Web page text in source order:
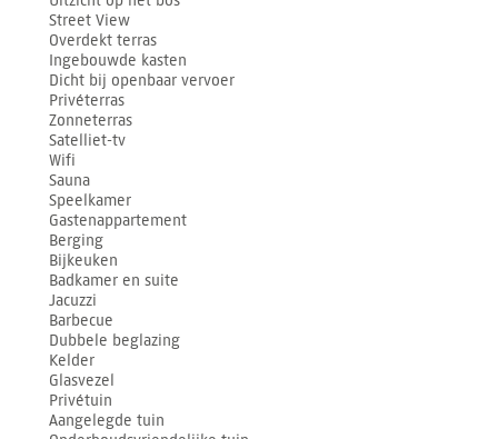
Street View
Overdekt terras
Ingebouwde kasten
Dicht bij openbaar vervoer
Privéterras
Zonneterras
Satelliet-tv
Wifi
Sauna
Speelkamer
Gastenappartement
Berging
Bijkeuken
Badkamer en suite
Jacuzzi
Barbecue
Dubbele beglazing
Kelder
Glasvezel
Privétuin
Aangelegde tuin